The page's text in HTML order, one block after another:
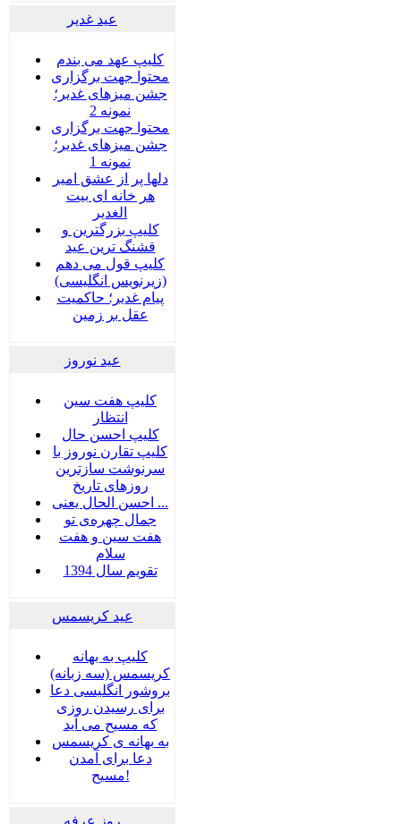
عید غدير
کلیپ عهد می بندم
محتوا جهت برگزاری
جشن میزهای غدیر؛
نمونه 2
محتوا جهت برگزاری
جشن میزهای غدیر؛
نمونه 1
دلها پر از عشق امیر
هر خانه ای بیت
الغدیر
کلیپ بزرگترین و
قشنگ ترین عید
کلیپ قول می دهم
(زیرنویس انگلیسی)
پیام غدیر؛ حاکمیت
عقل بر زمین
عید نوروز
کلیپ هفت سین
انتظار
کلیپ احسن حال
کلیپ تقارن نوروز با
سرنوشت سازترین
روزهای تاریخ
احسن الحال یعنی ...
جمال چهره‌ی تو
هفت سين و هفت
سلام
تقویم سال 1394
عید کریسمس
کلیپ به بهانه
کریسمس (سه زبانه)
بروشور انگلیسی دعا
برای رسیدن روزی
که مسیح می آید
به بهانه ی کریسمس
دعا برای آمدن
مسیح!
روز عرفه